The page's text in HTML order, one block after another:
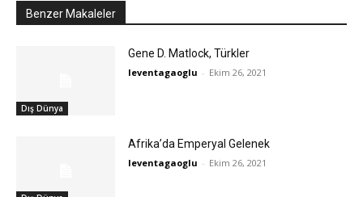
Benzer Makaleler
Dış Dünya
Gene D. Matlock, Türkler
leventagaoglu - Ekim 26, 2021
Afrika’da Emperyal Gelenek
leventagaoglu - Ekim 26, 2021